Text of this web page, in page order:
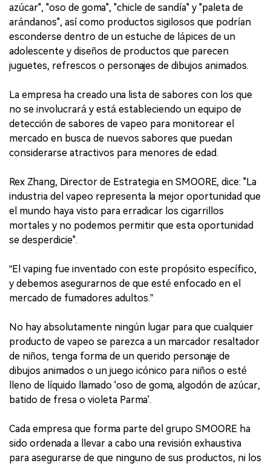
azúcar", "oso de goma", "chicle de sandía" y "paleta de
arándanos", así como productos sigilosos que podrían
esconderse dentro de un estuche de lápices de un
adolescente y diseños de productos que parecen
juguetes, refrescos o personajes de dibujos animados.
La empresa ha creado una lista de sabores con los que
no se involucrará y está estableciendo un equipo de
detección de sabores de vapeo para monitorear el
mercado en busca de nuevos sabores que puedan
considerarse atractivos para menores de edad.
Rex Zhang, Director de Estrategia en SMOORE, dice: "La
industria del vapeo representa la mejor oportunidad que
el mundo haya visto para erradicar los cigarrillos
mortales y no podemos permitir que esta oportunidad
se desperdicie".
“El vaping fue inventado con este propósito específico,
y debemos asegurarnos de que esté enfocado en el
mercado de fumadores adultos.”
No hay absolutamente ningún lugar para que cualquier
producto de vapeo se parezca a un marcador resaltador
de niños, tenga forma de un querido personaje de
dibujos animados o un juego icónico para niños o esté
lleno de líquido llamado 'oso de goma, algodón de azúcar,
batido de fresa o violeta Parma'.
Cada empresa que forma parte del grupo SMOORE ha
sido ordenada a llevar a cabo una revisión exhaustiva
para asegurarse de que ninguno de sus productos, ni los